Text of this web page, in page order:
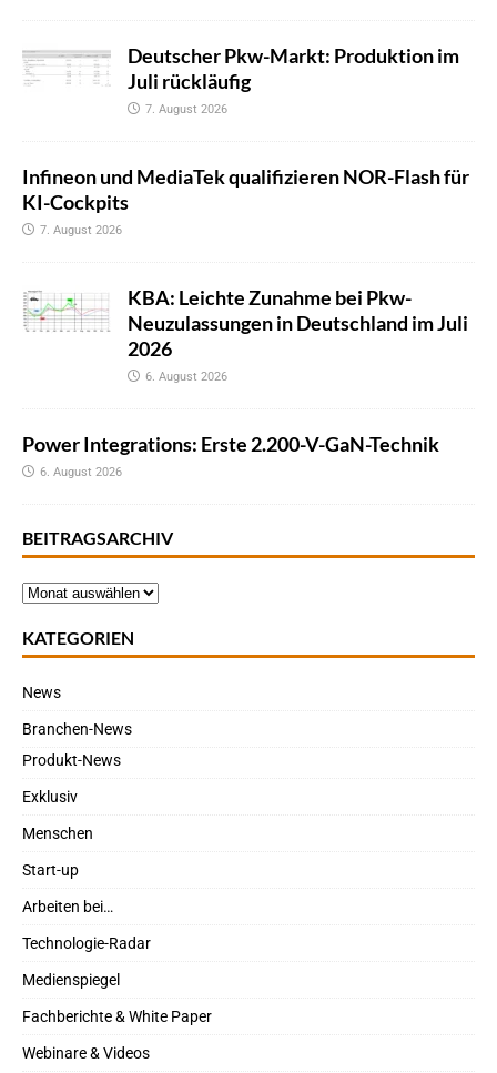
Deutscher Pkw-Markt: Produktion im
Juli rückläufig
7. August 2026
Infineon und MediaTek qualifizieren NOR-Flash für
KI-Cockpits
7. August 2026
KBA: Leichte Zunahme bei Pkw-
Neuzulassungen in Deutschland im Juli
2026
6. August 2026
Power Integrations: Erste 2.200-V-GaN-Technik
6. August 2026
BEITRAGSARCHIV
KATEGORIEN
News
Branchen-News
Produkt-News
Exklusiv
Menschen
Start-up
Arbeiten bei…
Technologie-Radar
Medienspiegel
Fachberichte & White Paper
Webinare & Videos